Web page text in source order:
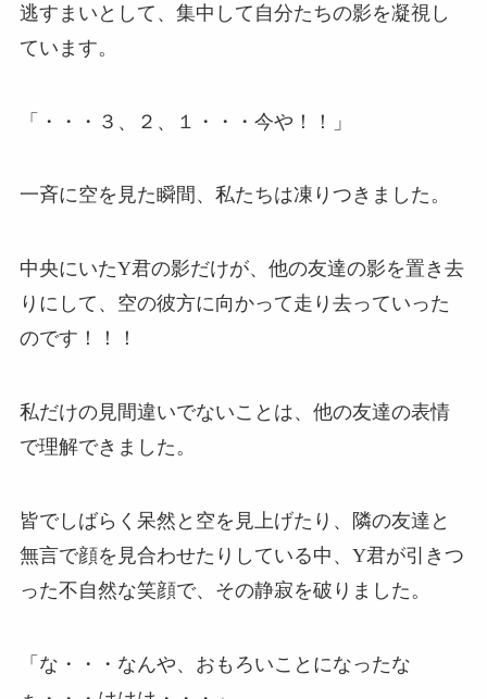
逃すまいとして、集中して自分たちの影を凝視し
ています。
「・・・３、２、１・・・今や！！」
一斉に空を見た瞬間、私たちは凍りつきました。
中央にいたY君の影だけが、他の友達の影を置き去
りにして、空の彼方に向かって走り去っていった
のです！！！
私だけの見間違いでないことは、他の友達の表情
で理解できました。
皆でしばらく呆然と空を見上げたり、隣の友達と
無言で顔を見合わせたりしている中、Y君が引きつ
った不自然な笑顔で、その静寂を破りました。
「な・・・なんや、おもろいことになったな